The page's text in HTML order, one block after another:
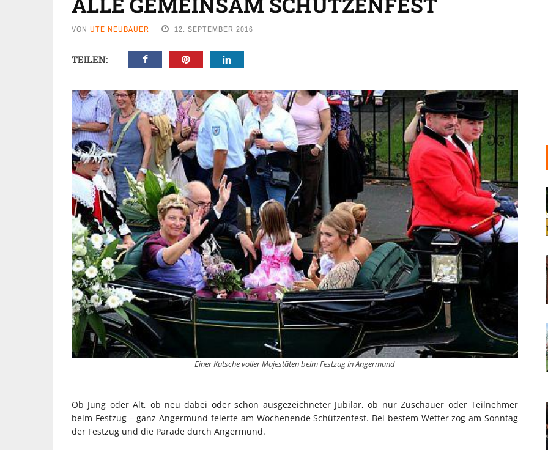
VON UTE NEUBAUER 12. SEPTEMBER 2016
TEILEN:
Einer Kutsche voller Majestäten beim Festzug in Angermund
Ob Jung oder Alt, ob neu dabei oder schon ausgezeichneter Jubilar, ob nur Zuschauer oder Teilnehmer
beim Festzug – ganz Angermund feierte am Wochenende Schützenfest. Bei bestem Wetter zog am Sonntag
der Festzug und die Parade durch Angermund.